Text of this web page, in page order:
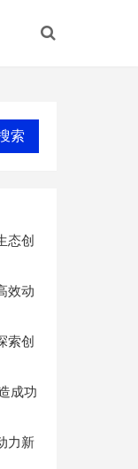
索
态创
效动
索创
成功
力新